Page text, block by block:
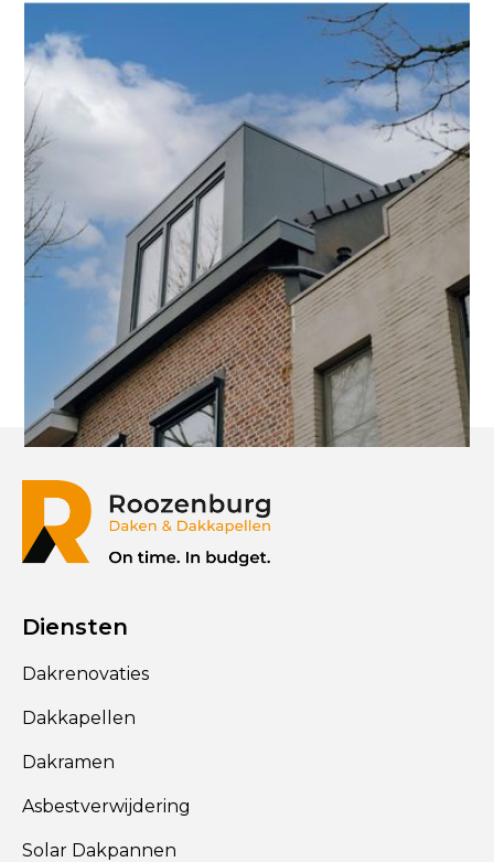
Kan ik de afwerking aan de buitenkant van mijn
dakkapel kiezen?
Absoluut. De buitenkant van je dakkapel is
volledig personaliseerbaar. Niet alleen qua
materiaal, ma
Diensten
Dakrenovaties
Dakkapellen
Dakramen
Asbestverwijdering
Solar Dakpannen